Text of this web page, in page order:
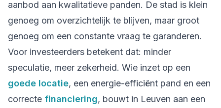
aanbod aan kwalitatieve panden. De stad is klein
genoeg om overzichtelijk te blijven, maar groot
genoeg om een constante vraag te garanderen.
Voor investeerders betekent dat: minder
speculatie, meer zekerheid. Wie inzet op een
goede locatie, een energie-efficiënt pand en een
correcte financiering, bouwt in Leuven aan een